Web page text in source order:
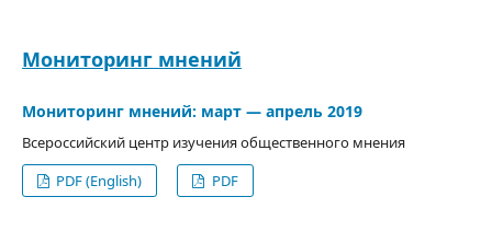
Мониторинг мнений
Мониторинг мнений: март — апрель 2019
Всероссийский центр изучения общественного мнения
PDF (English)
PDF